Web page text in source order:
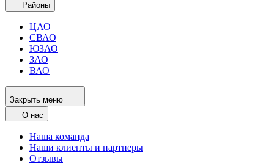
Районы
ЦАО
СВАО
ЮЗАО
ЗАО
ВАО
Закрыть меню
О нас
Наша команда
Наши клиенты и партнеры
Отзывы